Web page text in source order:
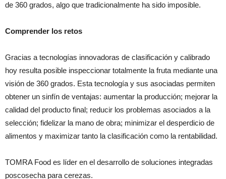
de 360 grados, algo que tradicionalmente ha sido imposible.
Comprender los retos
Gracias a tecnologías innovadoras de clasificación y calibrado
hoy resulta posible inspeccionar totalmente la fruta mediante una
visión de 360 grados. Esta tecnología y sus asociadas permiten
obtener un sinfín de ventajas: aumentar la producción; mejorar la
calidad del producto final; reducir los problemas asociados a la
selección; fidelizar la mano de obra; minimizar el desperdicio de
alimentos y maximizar tanto la clasificación como la rentabilidad.
TOMRA Food es líder en el desarrollo de soluciones integradas
poscosecha para cerezas.